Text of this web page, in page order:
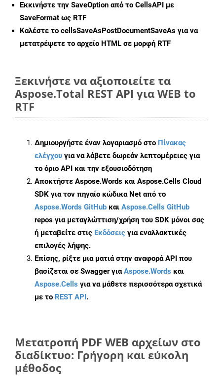
Εκκινήστε την SaveOption από το CellsAPI με
SaveFormat ως RTF
Καλέστε το cellsSaveAsPostDocumentSaveAs για να
μετατρέψετε το αρχείο HTML σε μορφή RTF
Ξεκινήστε να αξιοποιείτε τα
Aspose.Total REST API για WEB to
RTF
Δημιουργήστε έναν λογαριασμό στο Πίνακας
ελέγχου για να λάβετε δωρεάν λεπτομέρειες για
το όριο API και την εξουσιοδότηση
Αποκτήστε Aspose.Words και Aspose.Cells Cloud
SDK για τον πηγαίο κώδικα Net από το
Aspose.Words GitHub και Aspose.Cells GitHub
repos για μεταγλώττιση/χρήση του SDK μόνοι σας
ή μεταβείτε στις Εκδόσεις για εναλλακτικές
επιλογές λήψης.
Επίσης, ρίξτε μια ματιά στην αναφορά API που
βασίζεται σε Swagger γιαAspose.Words και
Aspose.Cells για να μάθετε περισσότερα σχετικά
με το REST API.
Μετατροπή PDF WEB αρχείων στο
διαδίκτυο: Γρήγορη και εύκολη
μέθοδος